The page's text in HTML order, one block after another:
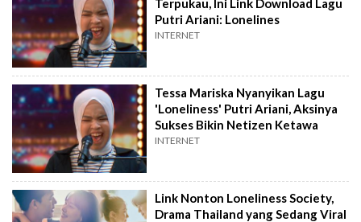
Terpukau, Ini Link Download Lagu
Putri Ariani: Lonelines
INTERNET
Tessa Mariska Nyanyikan Lagu
'Loneliness' Putri Ariani, Aksinya
Sukses Bikin Netizen Ketawa
INTERNET
Link Nonton Loneliness Society,
Drama Thailand yang Sedang Viral